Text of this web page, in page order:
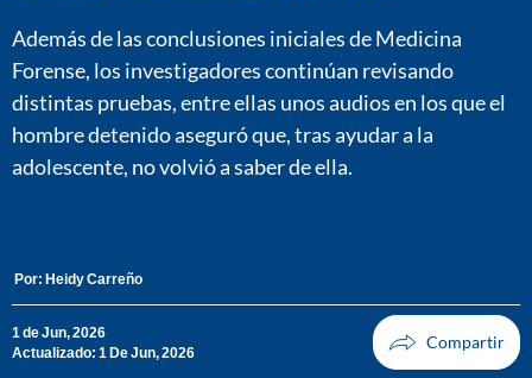
Además de las conclusiones iniciales de Medicina
Forense, los investigadores continúan revisando
distintas pruebas, entre ellas unos audios en los que el
hombre detenido aseguró que, tras ayudar a la
adolescente, no volvió a saber de ella.
Por: Heidy Carreño
1 de Jun, 2026
Actualizado: 1 De Jun, 2026